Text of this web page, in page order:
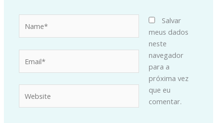
Salvar
meus dados
neste
navegador
para a
próxima vez
que eu
comentar.